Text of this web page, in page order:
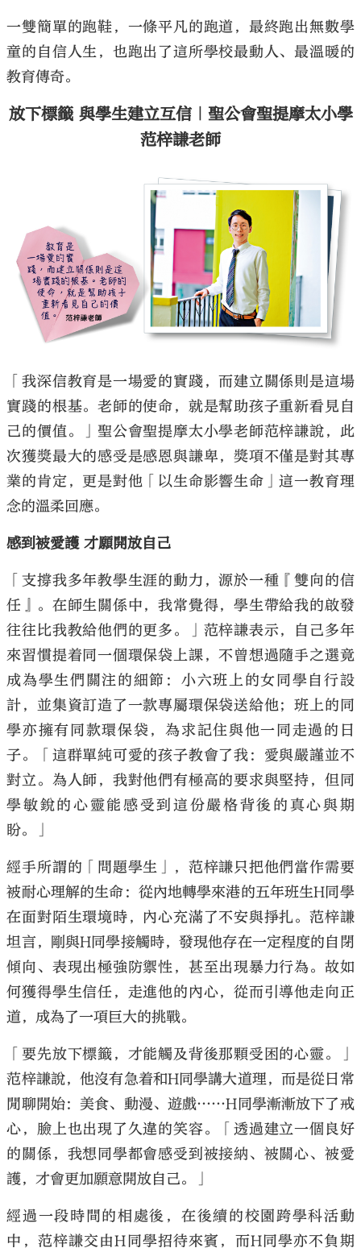
一雙簡單的跑鞋，一條平凡的跑道，最終跑出無數學
童的自信人生，也跑出了這所學校最動人、最溫暖的
教育傳奇。
放下標籤 與學生建立互信｜聖公會聖提摩太小學
范梓謙老師
「我深信教育是一場愛的實踐，而建立關係則是這場
實踐的根基。老師的使命，就是幫助孩子重新看見自
己的價值。」聖公會聖提摩太小學老師范梓謙說，此
次獲獎最大的感受是感恩與謙卑，獎項不僅是對其專
業的肯定，更是對他「以生命影響生命」這一教育理
念的溫柔回應。
感到被愛護 才願開放自己
「支撐我多年教學生涯的動力，源於一種『雙向的信
任』。在師生關係中，我常覺得，學生帶給我的啟發
往往比我教給他們的更多。」范梓謙表示，自己多年
來習慣提着同一個環保袋上課，不曾想過隨手之選竟
成為學生們關注的細節：小六班上的女同學自行設
計，並集資訂造了一款專屬環保袋送給他；班上的同
學亦擁有同款環保袋，為求記住與他一同走過的日
子。「這群單純可愛的孩子教會了我：愛與嚴謹並不
對立。為人師，我對他們有極高的要求與堅持，但同
學敏銳的心靈能感受到這份嚴格背後的真心與期
盼。」
經手所謂的「問題學生」，范梓謙只把他們當作需要
被耐心理解的生命：從內地轉學來港的五年班生H同學
在面對陌生環境時，內心充滿了不安與掙扎。范梓謙
坦言，剛與H同學接觸時，發現他存在一定程度的自閉
傾向、表現出極強防禦性，甚至出現暴力行為。故如
何獲得學生信任，走進他的內心，從而引導他走向正
道，成為了一項巨大的挑戰。
「要先放下標籤，才能觸及背後那顆受困的心靈。」
范梓謙說，他沒有急着和H同學講大道理，而是從日常
閒聊開始：美食、動漫、遊戲……H同學漸漸放下了戒
心，臉上也出現了久違的笑容。「透過建立一個良好
的關係，我想同學都會感受到被接納、被關心、被愛
護，才會更加願意開放自己。」
經過一段時間的相處後，在後續的校園跨學科活動
中，范梓謙交由H同學招待來賓，而H同學亦不負期